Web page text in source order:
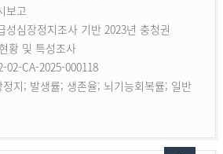
보고
성심장정지조사 기반 2023년 충청권
황 및 특성조사
02-CA-2025-000118
정지; 발생률; 생존율; 뇌기능회복률; 일반